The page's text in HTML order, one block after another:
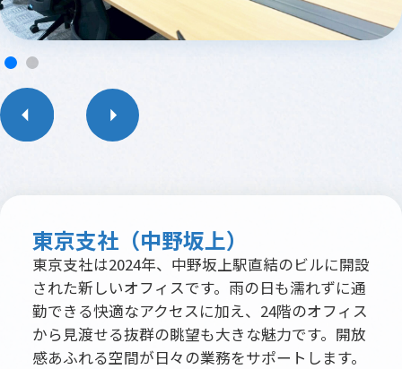
東京支社（中野坂上）
東京支社は2024年、中野坂上駅直結のビルに開設
された新しいオフィスです。雨の日も濡れずに通
勤できる快適なアクセスに加え、24階のオフィス
から見渡せる抜群の眺望も大きな魅力です。開放
感あふれる空間が日々の業務をサポートします。